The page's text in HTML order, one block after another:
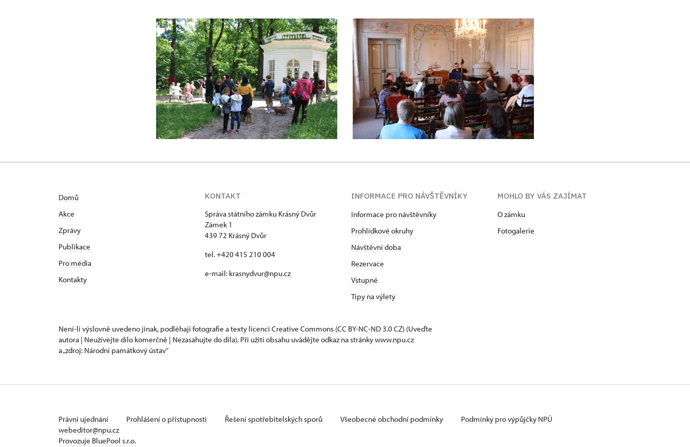
Domů
Akce
Zprávy
Publikace
Pro média
Kontakty
KONTAKT
Správa státního zámku Krásný Dvůr
Zámek 1
439 72 Krásný Dvůr
tel. +420 415 210 004
e-mail: krasnydvur@npu.cz
INFORMACE PRO NÁVŠTĚVNÍKY
Informace pro návštěvníky
Prohlídkové okruhy
Návštěvní doba
Rezervace
Vstupné
Tipy na výlety
MOHLO BY VÁS ZAJÍMAT
O zámku
Fotogalerie
Není-li výslovně uvedeno jinak, podléhají fotografie a texty licenci Creative Commons (CC BY-NC-ND 3.0 CZ) (Uveďte
autora | Neužívejte dílo komerčně | Nezasahujte do díla). Při užití obsahu uvádějte odkaz na stránky www.npu.cz
a „zdroj: Národní památkový ústav“
Právní ujednání Prohlášení o přístupnosti Řešení spotřebitelských sporů Všeobecné obchodní podmínky
Podmínky pro výpůjčky NPÚ
webeditor@npu.cz
Provozuje BluePool s.r.o.